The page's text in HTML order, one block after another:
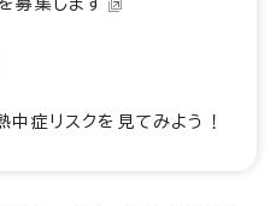
募集します
症リスクを見てみよう！